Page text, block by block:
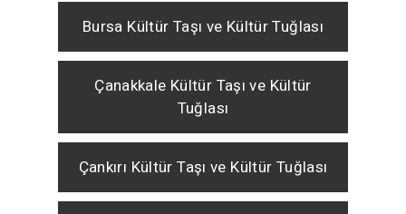
Bursa Kültür Taşı ve Kültür Tuğlası
Çanakkale Kültür Taşı ve Kültür
Tuğlası
Çankırı Kültür Taşı ve Kültür Tuğlası